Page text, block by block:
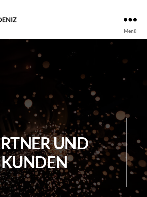
Menü
UND
KUNDEN